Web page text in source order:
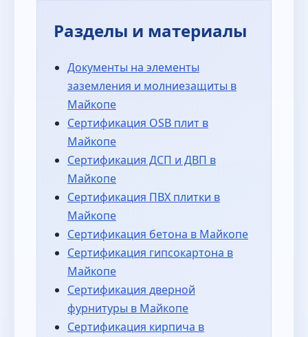
Разделы и материалы
Документы на элементы
заземления и молниезащиты в
Майкопе
Сертификация OSB плит в
Майкопе
Сертификация ДСП и ДВП в
Майкопе
Сертификация ПВХ плитки в
Майкопе
Сертификация бетона в Майкопе
Сертификация гипсокартона в
Майкопе
Сертификация дверной
фурнитуры в Майкопе
Сертификация кирпича в